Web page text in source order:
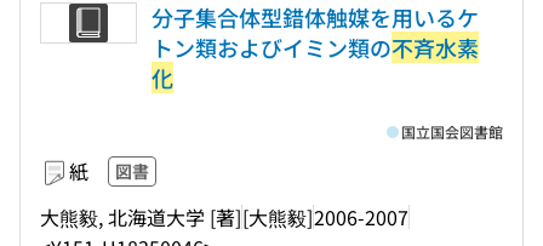
分子集合体型錯体触媒を用いるケ
トン類およびイミン類の不斉水素
化
紙 図書
大熊毅, 北海道大学 [著][大熊毅]2006-2007
国立国会図書館